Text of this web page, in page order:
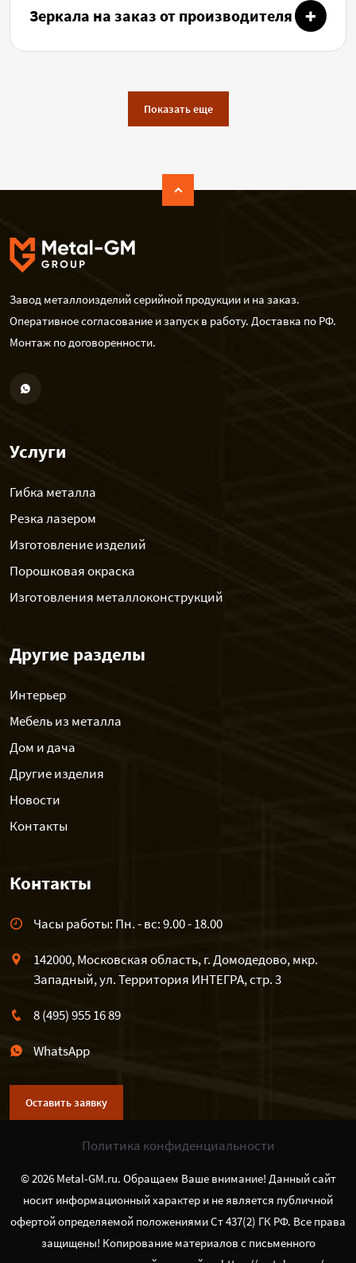
Зеркала на заказ от производителя
Показать еще
Завод металлоизделий серийной продукции и на заказ.
Оперативное согласование и запуск в работу. Доставка по РФ.
Монтаж по договоренности.
Услуги
Гибка металла
Резка лазером
Изготовление изделий
Порошковая окраска
Изготовления металлоконструкций
Другие разделы
Интерьер
Мебель из металла
Дом и дача
Другие изделия
Новости
Контакты
Контакты
Часы работы: Пн. - вс: 9.00 - 18.00
142000, Московская область, г. Домодедово, мкр.
Западный, ул. Территория ИНТЕГРА, стр. 3
8 (495) 955 16 89
WhatsApp
Оставить заявку
Политика конфиденциальности
© 2026 Metal-GM.ru. Обращаем Ваше внимание! Данный сайт
носит информационный характер и не является публичной
офертой определяемой положениями Ст 437(2) ГК РФ. Все права
защищены! Копирование материалов с письменного